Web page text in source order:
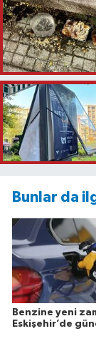
Bunlar da
Benzine yeni
Eskişehir’de